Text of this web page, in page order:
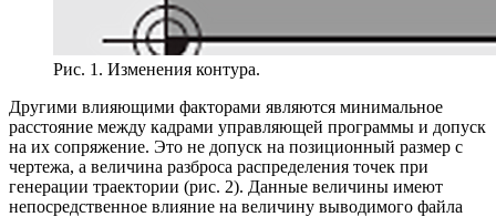
Рис. 1. Изменения контура.
Другими влияющими факторами являются минимальное
расстояние между кадрами управляющей программы и допуск
на их сопряжение. Это не допуск на позиционный размер с
чертежа, а величина разброса распределения точек при
генерации траектории (рис. 2). Данные величины имеют
непосредственное влияние на величину выводимого файла